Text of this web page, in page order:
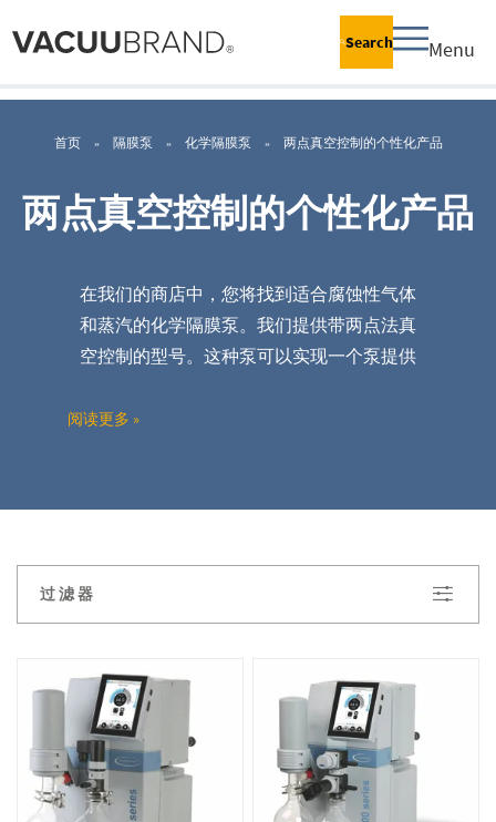
Search Menu
首页 隔膜泵 化学隔膜泵 两点真空控制的个性化产品
两点真空控制的个性化产品
在我们的商店中，您将找到适合腐蚀性气体
和蒸汽的化学隔膜泵。我们提供带两点法真
空控制的型号。这种泵可以实现一个泵提供
对我们的产品有疑问吗？如有疑问您只需在
阅读更多 »
过滤器